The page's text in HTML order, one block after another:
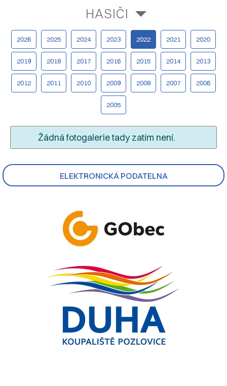
ELEKTRONICKÁ PODATELNA
HASIČI
2026 2025 2024 2023 2022 2021 2020
2019 2018 2017 2016 2015 2014 2013
2012 2011 2010 2009 2008 2007 2006
2005
Žádná fotogalerie tady zatím není.